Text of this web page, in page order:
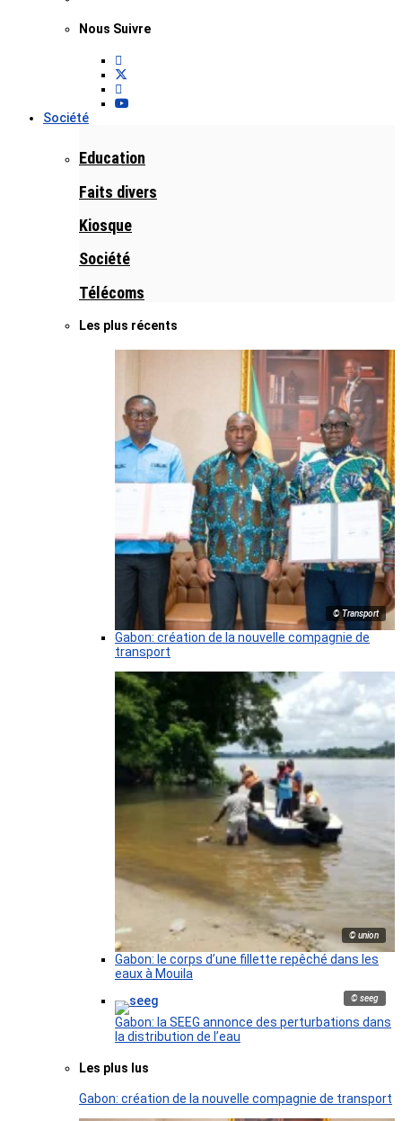
Nous Suivre
Société
Education
Faits divers
Kiosque
Société
Télécoms
Les plus récents
© Transport
Gabon: création de la nouvelle compagnie de
transport
© union
Gabon: le corps d’une fillette repêché dans les
eaux à Mouila
© seeg
Gabon: la SEEG annonce des perturbations dans
la distribution de l’eau
Les plus lus
Gabon: création de la nouvelle compagnie de transport